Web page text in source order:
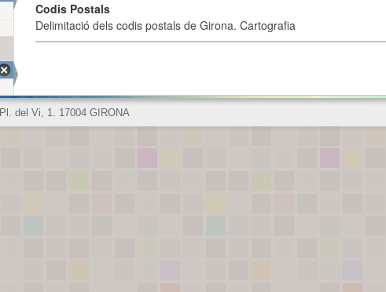
Codis Postals
Delimitació dels codis postals de Girona. Cartografia
Pl. del Vi, 1. 17004 GIRONA